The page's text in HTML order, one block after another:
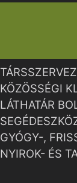
KÖZÖSSÉGI
LÁTHATÁR
GYÓGY-,
NYIROK- ÉS